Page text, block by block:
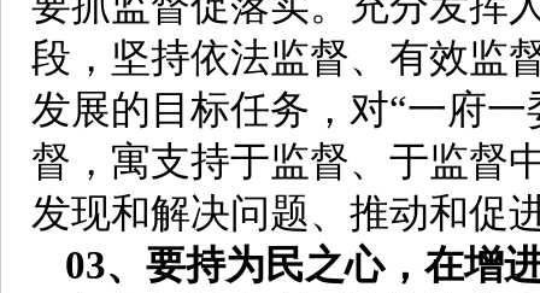
段，坚持依法监督、有效监
发展的目标任务，对“一府
督，寓支持于监督、于监督
发现和解决问题、推动和促
03、要持为民之心，在增